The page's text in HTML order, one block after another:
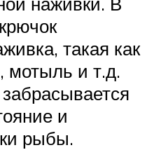
такая как
мотыль и т.д.
и
рыбы.